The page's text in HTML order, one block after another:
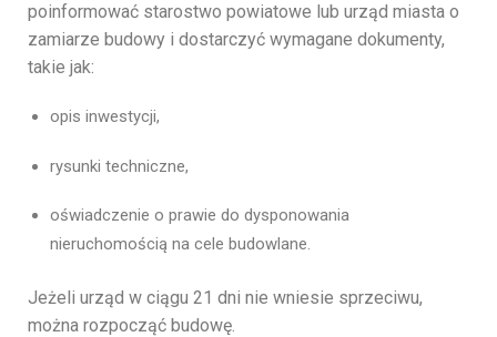
poinformować starostwo powiatowe lub urząd miasta o
zamiarze budowy i dostarczyć wymagane dokumenty,
takie jak:
opis inwestycji,
rysunki techniczne,
oświadczenie o prawie do dysponowania
nieruchomością na cele budowlane.
Jeżeli urząd w ciągu 21 dni nie wniesie sprzeciwu,
można rozpocząć budowę.